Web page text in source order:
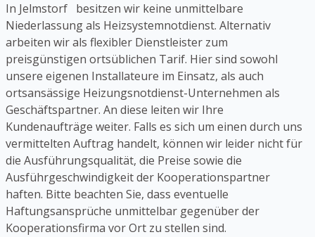
In Jelmstorf besitzen wir keine unmittelbare
Niederlassung als Heizsystemnotdienst. Alternativ
arbeiten wir als flexibler Dienstleister zum
preisgünstigen ortsüblichen Tarif. Hier sind sowohl
unsere eigenen Installateure im Einsatz, als auch
ortsansässige Heizungsnotdienst-Unternehmen als
Geschäftspartner. An diese leiten wir Ihre
Kundenaufträge weiter. Falls es sich um einen durch uns
vermittelten Auftrag handelt, können wir leider nicht für
die Ausführungsqualität, die Preise sowie die
Ausführgeschwindigkeit der Kooperationspartner
haften. Bitte beachten Sie, dass eventuelle
Haftungsansprüche unmittelbar gegenüber der
Kooperationsfirma vor Ort zu stellen sind.